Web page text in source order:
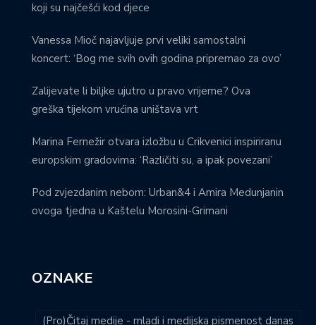
koji su najčešći kod djece
Vanessa Mioč najavljuje prvi veliki samostalni
koncert: ‘Bog me svih ovih godina pripremao za ovo’
Zalijevate li biljke ujutro u pravo vrijeme? Ova
greška tijekom vrućina uništava vrt
Marina Fernežir otvara izložbu u Crikvenici inspiriranu
europskim gradovima: ‘Različiti su, a ipak povezani’
Pod zvjezdanim nebom: Urban&4 i Amira Medunjanin
ovoga tjedna u Kaštelu Morosini-Grimani
OZNAKE
(Pro)Čitaj medije - mladi i medijska pismenost danas